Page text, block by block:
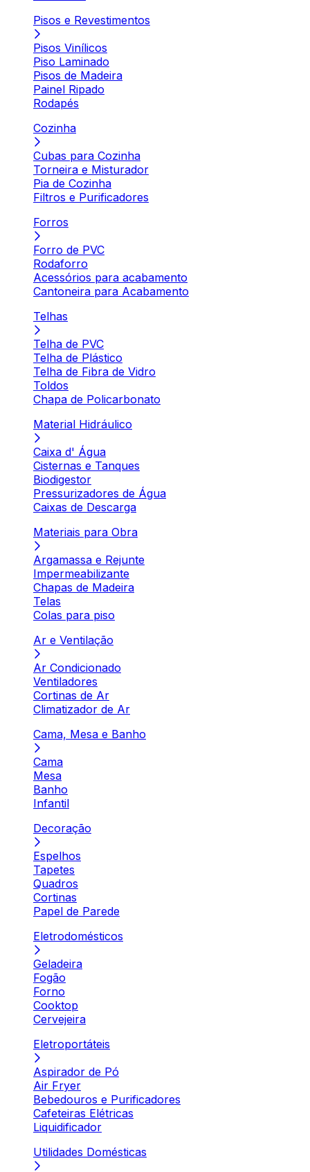
Pisos e Revestimentos
Pisos Vinílicos
Piso Laminado
Pisos de Madeira
Painel Ripado
Rodapés
Cozinha
Cubas para Cozinha
Torneira e Misturador
Pia de Cozinha
Filtros e Purificadores
Forros
Forro de PVC
Rodaforro
Acessórios para acabamento
Cantoneira para Acabamento
Telhas
Telha de PVC
Telha de Plástico
Telha de Fibra de Vidro
Toldos
Chapa de Policarbonato
Material Hidráulico
Caixa d' Água
Cisternas e Tanques
Biodigestor
Pressurizadores de Água
Caixas de Descarga
Materiais para Obra
Argamassa e Rejunte
Impermeabilizante
Chapas de Madeira
Telas
Colas para piso
Ar e Ventilação
Ar Condicionado
Ventiladores
Cortinas de Ar
Climatizador de Ar
Cama, Mesa e Banho
Cama
Mesa
Banho
Infantil
Decoração
Espelhos
Tapetes
Quadros
Cortinas
Papel de Parede
Eletrodomésticos
Geladeira
Fogão
Forno
Cooktop
Cervejeira
Eletroportáteis
Aspirador de Pó
Air Fryer
Bebedouros e Purificadores
Cafeteiras Elétricas
Liquidificador
Utilidades Domésticas